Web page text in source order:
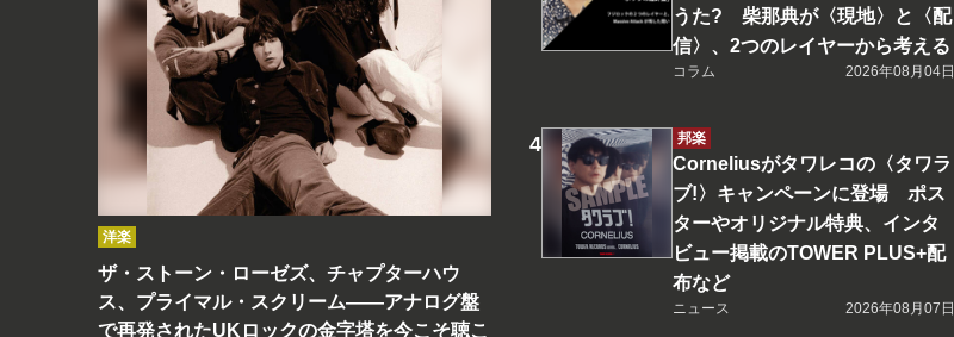
洋楽
ザ・ストーン・ローゼズ、チャプターハウ
ス、プライマル・スクリーム――アナログ盤
で再発されたUKロックの金字塔を今こそ聴こ
うた? 柴那典が〈現地〉と〈配
信〉、2つのレイヤーから考える
コラム 2026年08月04日
邦楽
Corneliusがタワレコの〈タワラ
ブ!〉キャンペーンに登場 ポス
ターやオリジナル特典、インタ
ビュー掲載のTOWER PLUS+配
布など
ニュース 2026年08月07日